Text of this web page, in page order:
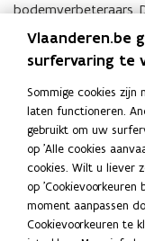
bodemverbeteraars.
begrip van gerichte
benadrukt het
bij het aanpakken
Ik werd erg bewust
van
kon uitwerken in
bij. Ik besefte dat ik
zal kunnen leggen,
waarbinnen gewerkt
Vlaanderen.be
surfervaring te
Sommige cookies
laten functioneren.
gebruikt om uw
op 'Alle cookies
cookies. Wilt u liever
op
moment aanpassen
Cookievoorkeuren te